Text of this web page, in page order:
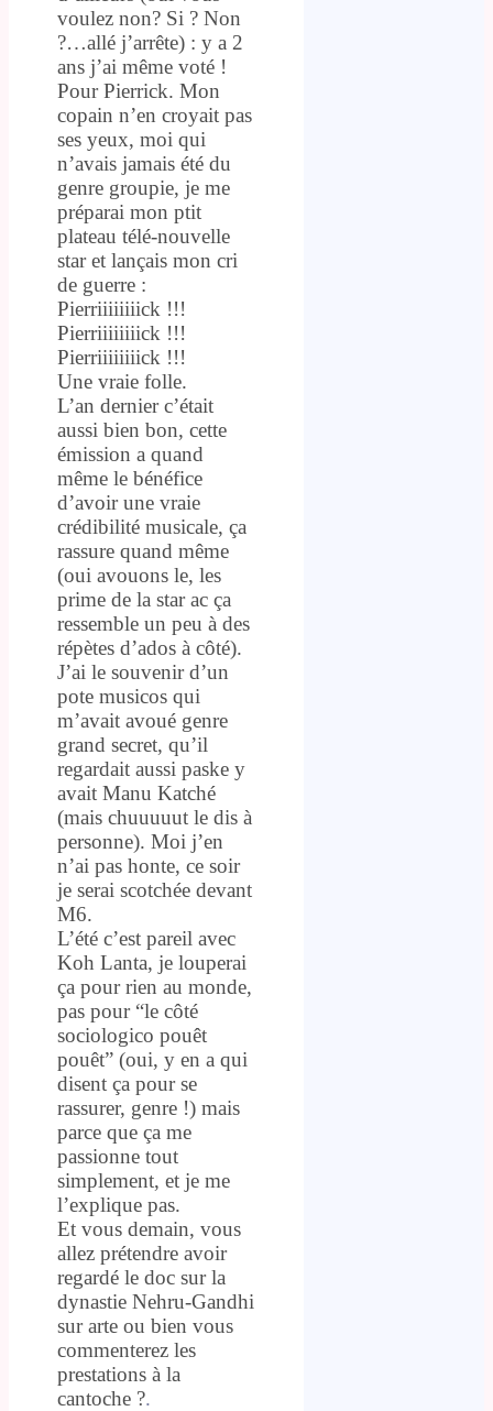
voulez non? Si ? Non
?…allé j’arrête) : y a 2
ans j’ai même voté !
Pour Pierrick. Mon
copain n’en croyait pas
ses yeux, moi qui
n’avais jamais été du
genre groupie, je me
préparai mon ptit
plateau télé-nouvelle
star et lançais mon cri
de guerre :
Pierriiiiiiiick !!!
Pierriiiiiiiick !!!
Pierriiiiiiiick !!!
Une vraie folle.
L’an dernier c’était
aussi bien bon, cette
émission a quand
même le bénéfice
d’avoir une vraie
crédibilité musicale, ça
rassure quand même
(oui avouons le, les
prime de la star ac ça
ressemble un peu à des
répètes d’ados à côté).
J’ai le souvenir d’un
pote musicos qui
m’avait avoué genre
grand secret, qu’il
regardait aussi paske y
avait Manu Katché
(mais chuuuuut le dis à
personne). Moi j’en
n’ai pas honte, ce soir
je serai scotchée devant
M6.
L’été c’est pareil avec
Koh Lanta, je louperai
ça pour rien au monde,
pas pour “le côté
sociologico pouêt
pouêt” (oui, y en a qui
disent ça pour se
rassurer, genre !) mais
parce que ça me
passionne tout
simplement, et je me
l’explique pas.
Et vous demain, vous
allez prétendre avoir
regardé le doc sur la
dynastie Nehru-Gandhi
sur arte ou bien vous
commenterez les
prestations à la
cantoche ?.